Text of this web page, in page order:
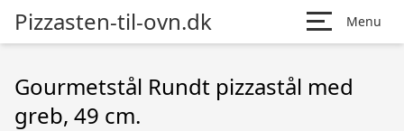
Pizzasten-til-ovn.dk Menu
Gourmetstål Rundt pizzastål med
greb, 49 cm.